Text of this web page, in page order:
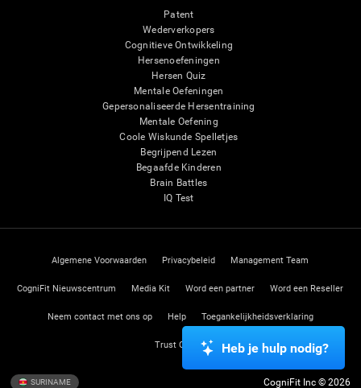
Patent
Wederverkopers
Cognitieve Ontwikkeling
Hersenoefeningen
Hersen Quiz
Mentale Oefeningen
Gepersonaliseerde Hersentraining
Mentale Oefening
Coole Wiskunde Spelletjes
Begrijpend Lezen
Begaafde Kinderen
Brain Battles
IQ Test
Algemene Voorwaarden Privacybeleid Management Team
CogniFit Nieuwscentrum Media Kit Word een partner Word een Reseller
Neem contact met ons op Help Toegankelijkheidsverklaring
Trust Center
SURINAME CogniFit Inc © 2026
Heb je hulp nodig?